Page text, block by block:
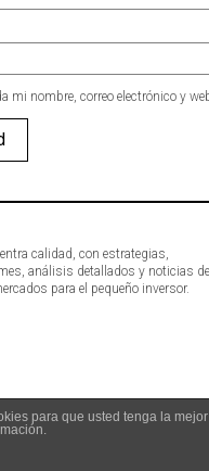
mi nombre, correo electrónico y
calidad, con estrategias,
análisis detallados y noticias de
para el pequeño inversor.
para que usted tenga la